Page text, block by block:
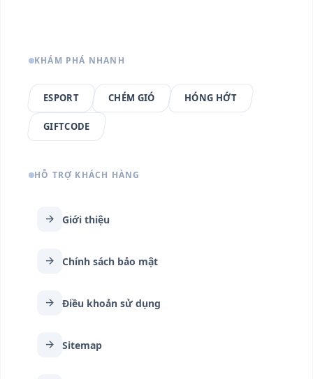
KHÁM PHÁ NHANH
ESPORT CHÉM GIÓ HÓNG HỚT
GIFTCODE
HỖ TRỢ KHÁCH HÀNG
arrow_forward Giới thiệu
arrow_forward Chính sách bảo mật
arrow_forward Điều khoản sử dụng
arrow_forward Sitemap